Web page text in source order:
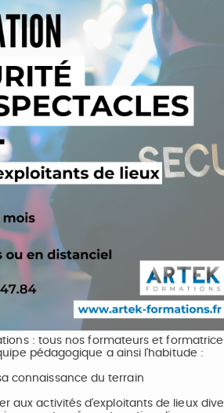
: tous nos formateurs et
pédagogique a ainsi l'habitude :
connaissance du terrain
aux activités d'exploitants de lieux